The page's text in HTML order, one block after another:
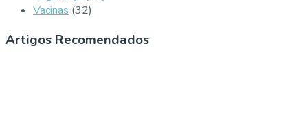
Vacinas (32)
Artigos Recomendados